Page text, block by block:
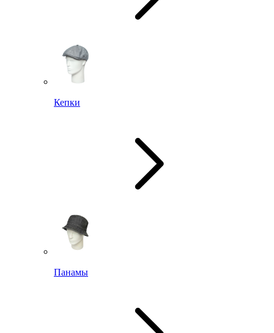
Кепки
Панамы